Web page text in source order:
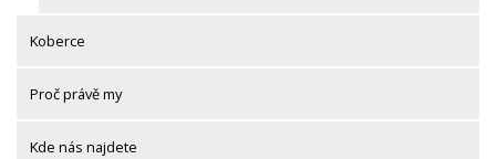
Koberce
Proč právě my
Kde nás najdete